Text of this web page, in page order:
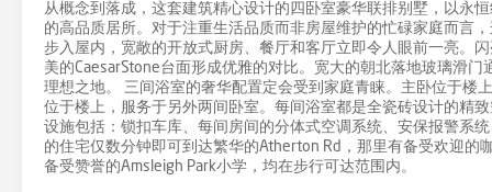
从概念到落成，这套建筑精心设计的四卧室豪华联排别墅，以永
的高品质居所。对于注重生活品质而非房屋维护的忙碌家庭而言
步入屋内，宽敞的开放式厨房、餐厅和客厅立即令人眼前一亮。
美的CaesarStone台面形成优雅的对比。宽大的朝北落地玻璃滑
理想之地。 三间浴室的奢华配置定会受到家庭青睐。主卧位于楼
位于楼上，服务于另外两间卧室。每间浴室都是全瓷砖设计的精
设施包括：锁扣车库、每间房间的分体式空调系统、安保报警系
的住宅仅数分钟即可到达繁华的Atherton Rd，那里有备受欢迎的
备受赞誉的Amsleigh Park小学，均在步行可达范围内。